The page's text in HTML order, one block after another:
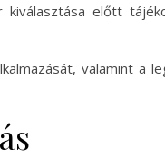
előtt
valamint a